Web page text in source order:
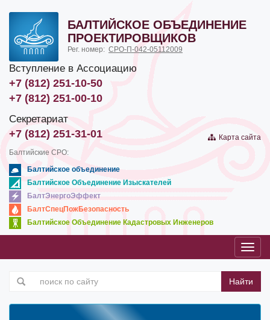
БАЛТИЙСКОЕ ОБЪЕДИНЕНИЕ
ПРОЕКТИРОВЩИКОВ
Рег. номер: СРО-П-042-05112009
Вступление в Ассоциацию
+7 (812) 251-10-50
+7 (812) 251-00-10
Секретариат
+7 (812) 251-31-01
Карта сайта
Балтийские СРО:
Балтийское объединение
Балтийское Объединение Изыскателей
БалтЭнергоЭффект
БалтСпецПожБезопасность
Балтийское Объединение Кадастровых Инженеров
Найти